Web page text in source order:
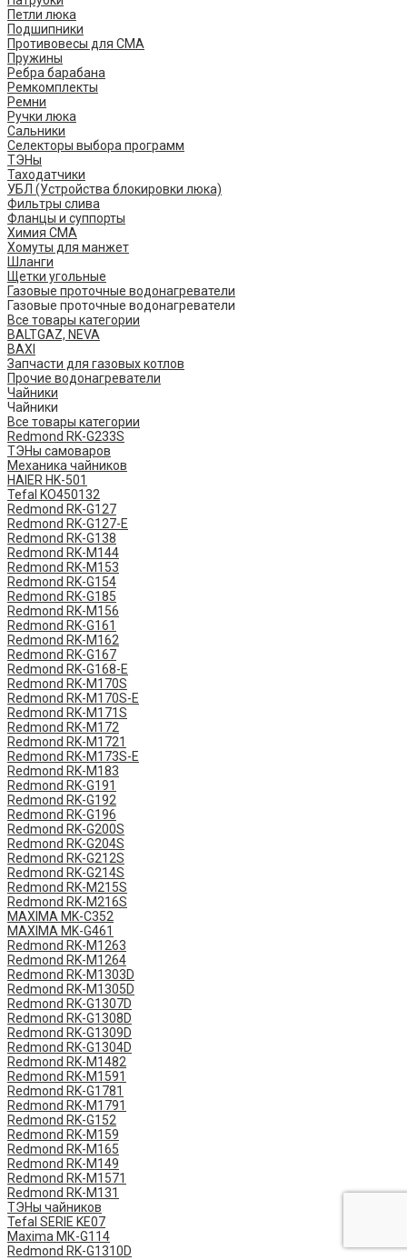
Петли люка
Подшипники
Противовесы для СМА
Пружины
Ребра барабана
Ремкомплекты
Ремни
Ручки люка
Сальники
Селекторы выбора программ
ТЭНы
Таходатчики
УБЛ (Устройства блокировки люка)
Фильтры слива
Фланцы и суппорты
Химия СМА
Хомуты для манжет
Шланги
Щетки угольные
Газовые проточные водонагреватели
Газовые проточные водонагреватели
Все товары категории
BALTGAZ, NEVA
BAXI
Запчасти для газовых котлов
Прочие водонагреватели
Чайники
Чайники
Все товары категории
Redmond RK-G233S
ТЭНы самоваров
Механика чайников
HAIER HK-501
Tefal KO450132
​Redmond ​RK-G127
Redmond ​RK-G127-E
Redmond RK-G138
Redmond RK-M144
Redmond RK-M153
Redmond RK-G154
Redmond RK-G185
Redmond RK-M156
Redmond RK-G161
Redmond RK-M162
Redmond RK-G167
Redmond RK-G168-E
Redmond RK-M170S
Redmond RK-M170S-E
Redmond RK-M171S
Redmond RK-M172
Redmond RK-M1721
Redmond RK-M173S-E
Redmond RK-M183
Redmond RK-G191
Redmond RK-G192
Redmond RK-G196
Redmond RK-G200S
Redmond RK-G204S
Redmond RK-G212S
Redmond RK-G214S
Redmond RK-M215S
Redmond RK-M216S
MAXIMA MK-C352
MAXIMA MK-G461
Redmond RK-M1263
Redmond RK-M1264
Redmond RK-M1303D
Redmond RK-M1305D
Redmond RK-G1307D
Redmond RK-G1308D
Redmond RK-G1309D
Redmond RK-G1304D
Redmond RK-M1482
Redmond RK-M1591
Redmond RK-G1781
Redmond RK-M1791
Redmond RK-G152
Redmond RK-M159
Redmond RK-M165
Redmond RK-M149
Redmond RK-M1571
Redmond RK-M131
ТЭНы чайников
Tefal SERIE KE07
Maxima МК-G114
Redmond RK-G1310D